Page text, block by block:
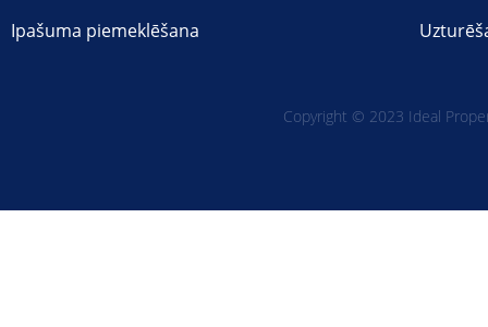
Ipašuma piemeklēšana
Copyright © 2023 Ideal